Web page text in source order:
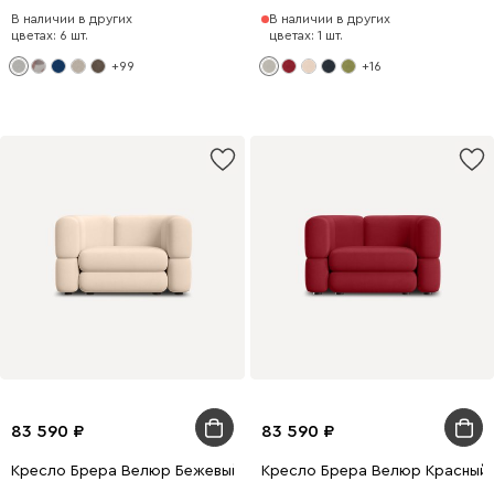
В наличии в других
цветах: 6 шт.
+99
В наличии в других
цветах: 1 шт.
+16
83 590
Кресло Брера Велюр Бежевый
83 590
Кресло Брера Велюр Красный